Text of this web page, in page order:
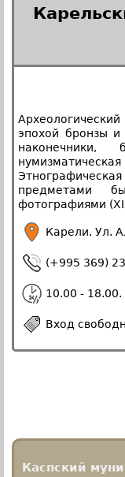
эпохой бронзы
наконечники,
предметами
фотографиями
Карели. Ул.
(+995 369)
10.00 -
Вход
Каспский